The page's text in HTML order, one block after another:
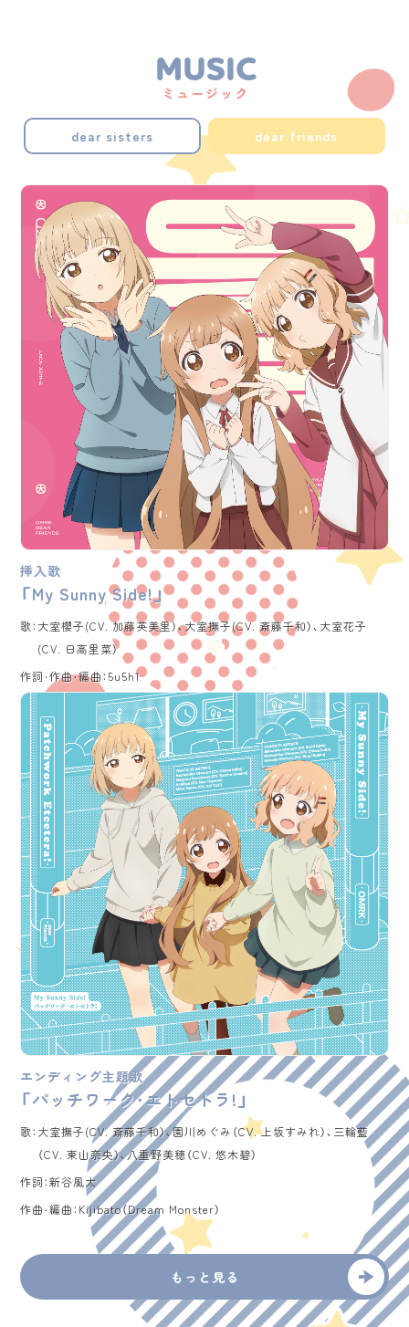
MUSIC
ミュージック
dear sisters dear friends
挿入歌
「My Sunny Side!」
歌： 大室櫻子(CV. 加藤英美里）、大室撫子(CV. 斎藤千和）、大室花子
(CV. 日高里菜）
作詞・作曲・編曲： 5u5h1
エンディング主題歌
「パッチワーク・エトセトラ!」
歌： 大室撫子(CV. 斎藤千和）、園川めぐみ（CV. 上坂すみれ）、三輪藍
（CV. 東山奈央）、八重野美穂（CV. 悠木碧）
作詞：新谷風太
作曲・編曲： Kijibato（Dream Monster）
もっと見る